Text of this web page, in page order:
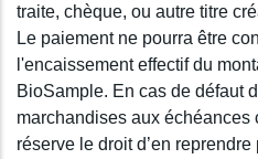
traite, chèque, ou autre titre
Le paiement ne pourra être
l'encaissement effectif du
BioSample. En cas de défaut
marchandises aux
réserve le droit d’en